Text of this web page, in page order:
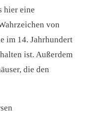
hier eine
von
im 14. Jahrhundert
ist. Außerdem
die den